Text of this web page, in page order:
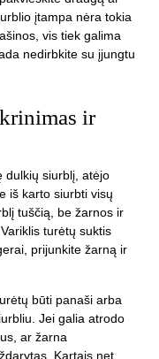
įtampa nėra tokia
vis tiek galima
nedirbkite su įjungtu
ir
dulkių siurblį, atėjo
iš karto siurbti visų
tuščią, be žarnos ir
turėtų suktis
prijunkite žarną ir
būti panaši arba
Jei galia atrodo
ar žarna
Kartais net